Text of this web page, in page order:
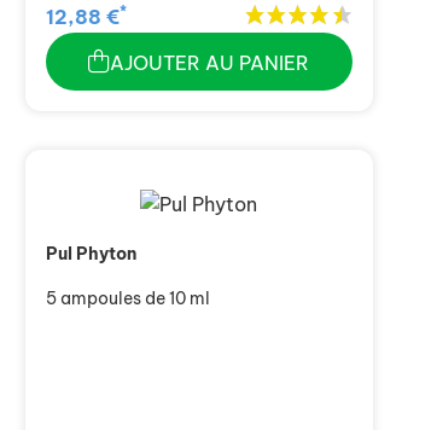
12,88 €*
AJOUTER AU PANIER
Pul Phyton
5 ampoules de 10 ml